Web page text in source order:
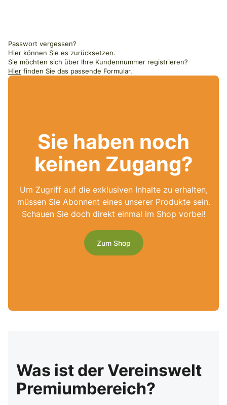
Passwort vergessen?
Hier können Sie es zurücksetzen.
Sie möchten sich über Ihre Kundennummer registrieren?
Hier finden Sie das passende Formular.
Sie haben noch
keinen Zugang?
Um Zugriff auf die exklusiven Inhalte zu erhalten,
müssen Sie Abonnent eines unserer Produkte sein.
Schauen Sie doch direkt einmal im Shop vorbei!
Zum Shop
Was ist der Vereinswelt
Premiumbereich?